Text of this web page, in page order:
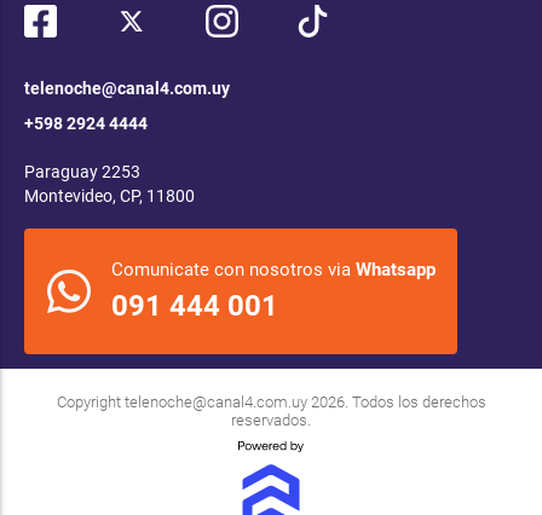
telenoche@canal4.com.uy
+598 2924 4444
Paraguay 2253
Montevideo, CP, 11800
Comunicate con nosotros via Whatsapp
091 444 001
Copyright telenoche@canal4.com.uy2026. Todos los derechos
reservados.